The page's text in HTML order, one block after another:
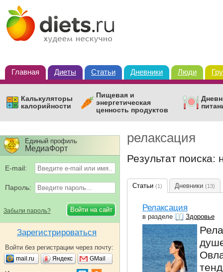
Главная Диеты Статьи Дневники Люди
Калькуляторы
калорийности
Пищевая и
энергетическая
ценность продуктов
релаксация
Результат
Статьи (1) Дневники (13)
Релаксация
в разделе Здоровье
Единый профиль
МедиаФорт
E-mail:
Пароль:
Забыли пароль?
Зарегистрироваться
Войти без регистрации через почту:
mail.ru Яндекс GMail